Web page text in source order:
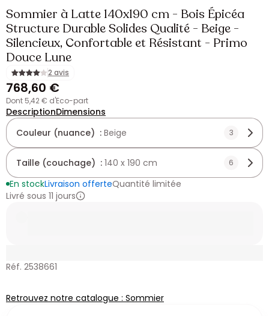
Sommier à Latte 140x190 cm - Bois Épicéa
Structure Durable Solides Qualité - Beige -
Silencieux, Confortable et Résistant - Primo
Douce Lune
2 avis
768,60 €
dont 5,42 € d'Eco-part
DescriptionDimensions
Couleur (nuance) : Beige 3
Taille (couchage) : 140 x 190 cm 6
En stockLivraison offerteQuantité limitée
Livré sous 11 jours
Réf. 2538661
Retrouvez notre catalogue : Sommier